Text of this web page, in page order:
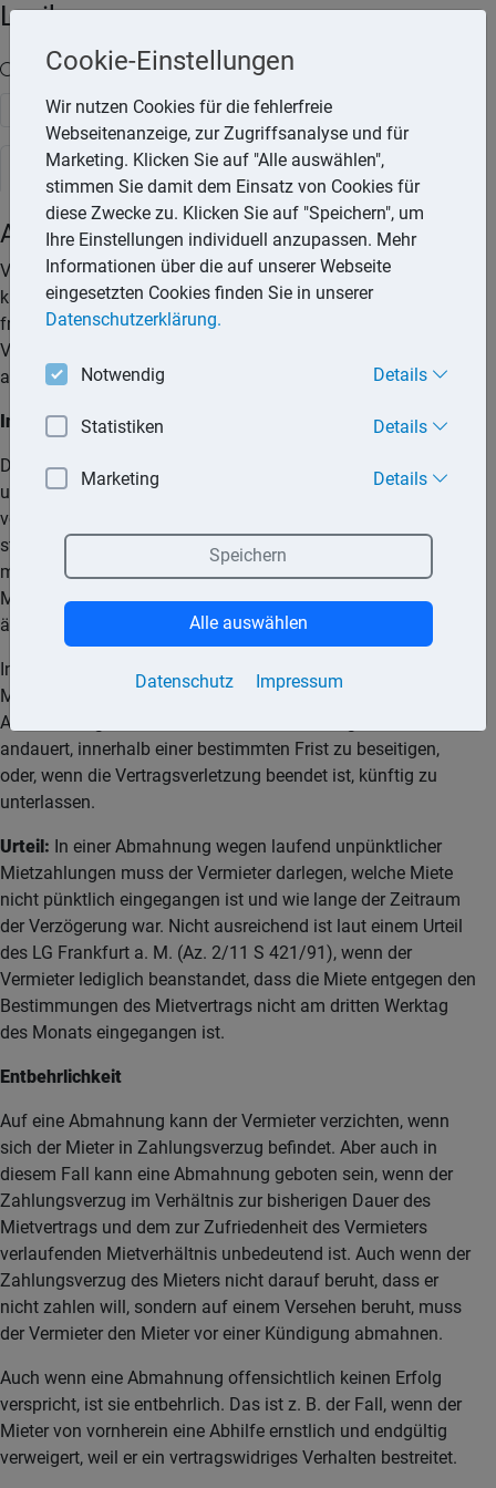
Lexika
Volltext-Suche in den Lexika
Suchen
Rechtslexikon
Abmahnung des Mieters
Verletzt der Wohnungsmieter seine vertraglichen Pflichten,
kann der Vermieter den Mietvertrag nur außerordentlich
fristlos kündigen, wenn ein wichtiger Grund vorliegt und der
Vermieter den Mieter erfolglos abgemahnt hat. Nur
ausnahmsweise ist eine Abmahnung entbehrlich.
Inhalt und Form
Die Abmahnung durch den Vermieter bezweckt, dem Mieter
unmissverständlich deutlich zu machen, dass ein bestimmtes
vertragswidriges Verhalten (z. B. unbefugte Tierhaltung,
ständige Ruhestörungen, unerlaubte Untervermietung) nicht
mehr hingenommen wird. Ferner soll die Abmahnung dem
Mieter Gelegenheit geben, das beanstandete Verhalten zu
ändern.
In der Abmahnung muss das vertragswidrige Verhalten des
Mieters konkret bezeichnet werden. Sie muss die
Aufforderung beinhalten, die Pflichtverletzung, wenn sie noch
andauert, innerhalb einer bestimmten Frist zu beseitigen,
oder, wenn die Vertragsverletzung beendet ist, künftig zu
unterlassen.
Urteil: In einer Abmahnung wegen laufend unpünktlicher
Mietzahlungen muss der Vermieter darlegen, welche Miete
nicht pünktlich eingegangen ist und wie lange der Zeitraum
der Verzögerung war. Nicht ausreichend ist laut einem Urteil
des LG Frankfurt a. M. (Az. 2/11 S 421/91), wenn der
Vermieter lediglich beanstandet, dass die Miete entgegen den
Bestimmungen des Mietvertrags nicht am dritten Werktag
des Monats eingegangen ist.
Entbehrlichkeit
Auf eine Abmahnung kann der Vermieter verzichten, wenn
sich der Mieter in Zahlungsverzug befindet. Aber auch in
diesem Fall kann eine Abmahnung geboten sein, wenn der
Zahlungsverzug im Verhältnis zur bisherigen Dauer des
Mietvertrags und dem zur Zufriedenheit des Vermieters
verlaufenden Mietverhältnis unbedeutend ist. Auch wenn der
Zahlungsverzug des Mieters nicht darauf beruht, dass er
nicht zahlen will, sondern auf einem Versehen beruht, muss
der Vermieter den Mieter vor einer Kündigung abmahnen.
Auch wenn eine Abmahnung offensichtlich keinen Erfolg
verspricht, ist sie entbehrlich. Das ist z. B. der Fall, wenn der
Mieter von vornherein eine Abhilfe ernstlich und endgültig
verweigert, weil er ein vertragswidriges Verhalten bestreitet.
Cookie-Einstellungen
Wir nutzen Cookies für die fehlerfreie
Webseitenanzeige, zur Zugriffsanalyse und für
Marketing. Klicken Sie auf "Alle auswählen",
stimmen Sie damit dem Einsatz von Cookies für
diese Zwecke zu. Klicken Sie auf "Speichern", um
Ihre Einstellungen individuell anzupassen. Mehr
Informationen über die auf unserer Webseite
eingesetzten Cookies finden Sie in unserer
Datenschutzerklärung.
Notwendig Details
Statistiken Details
Marketing Details
Datenschutz Impressum
Speichern
Alle auswählen